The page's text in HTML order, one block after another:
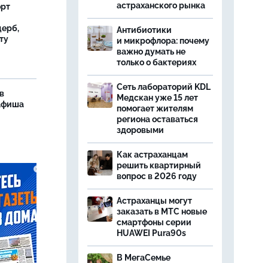
астраханского рынка
Антибиотики
и микрофлора: почему
важно думать не
только о бактериях
Сеть лабораторий KDL
Медскан уже 15 лет
помогает жителям
региона оставаться
здоровыми
Как астраханцам
решить квартирный
вопрос в 2026 году
Астраханцы могут
заказать в МТС новые
смартфоны серии
HUAWEI Pura90s
В МегаСемье